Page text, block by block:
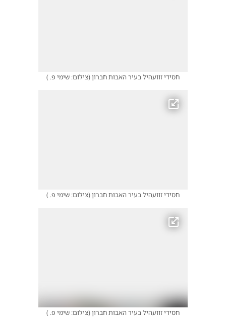
חסידי זוועהיל בעיר האבות חברון(צילום: שימי פ. )
חסידי זוועהיל בעיר האבות חברון(צילום: שימי פ. )
חסידי זוועהיל בעיר האבות חברון(צילום: שימי פ. )